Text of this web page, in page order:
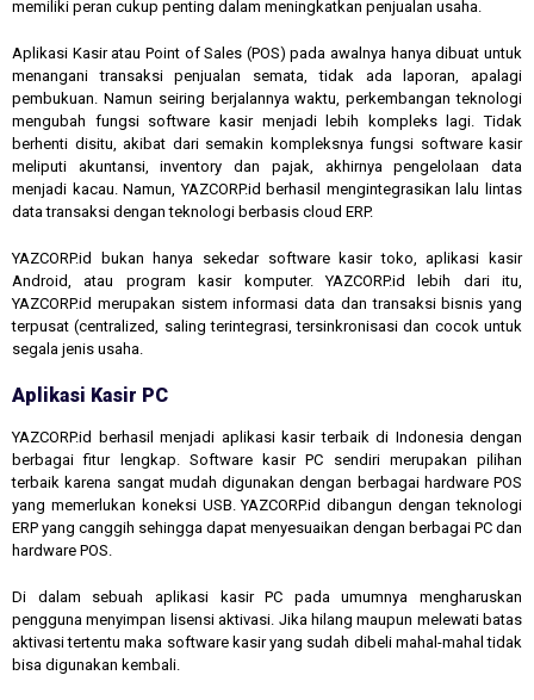
memiliki peran cukup penting dalam meningkatkan penjualan usaha.
Aplikasi Kasir atau Point of Sales (POS) pada awalnya hanya dibuat untuk
menangani transaksi penjualan semata, tidak ada laporan, apalagi
pembukuan. Namun seiring berjalannya waktu, perkembangan teknologi
mengubah fungsi software kasir menjadi lebih kompleks lagi. Tidak
berhenti disitu, akibat dari semakin kompleksnya fungsi software kasir
meliputi akuntansi, inventory dan pajak, akhirnya pengelolaan data
menjadi kacau. Namun, YAZCORP.id berhasil mengintegrasikan lalu lintas
data transaksi dengan teknologi berbasis cloud ERP.
YAZCORP.id bukan hanya sekedar software kasir toko, aplikasi kasir
Android, atau program kasir komputer. YAZCORP.id lebih dari itu,
YAZCORP.id merupakan sistem informasi data dan transaksi bisnis yang
terpusat (centralized, saling terintegrasi, tersinkronisasi dan cocok untuk
segala jenis usaha.
Aplikasi Kasir PC
YAZCORP.id berhasil menjadi aplikasi kasir terbaik di Indonesia dengan
berbagai fitur lengkap. Software kasir PC sendiri merupakan pilihan
terbaik karena sangat mudah digunakan dengan berbagai hardware POS
yang memerlukan koneksi USB. YAZCORP.id dibangun dengan teknologi
ERP yang canggih sehingga dapat menyesuaikan dengan berbagai PC dan
hardware POS.
Di dalam sebuah aplikasi kasir PC pada umumnya mengharuskan
pengguna menyimpan lisensi aktivasi. Jika hilang maupun melewati batas
aktivasi tertentu maka software kasir yang sudah dibeli mahal-mahal tidak
bisa digunakan kembali.